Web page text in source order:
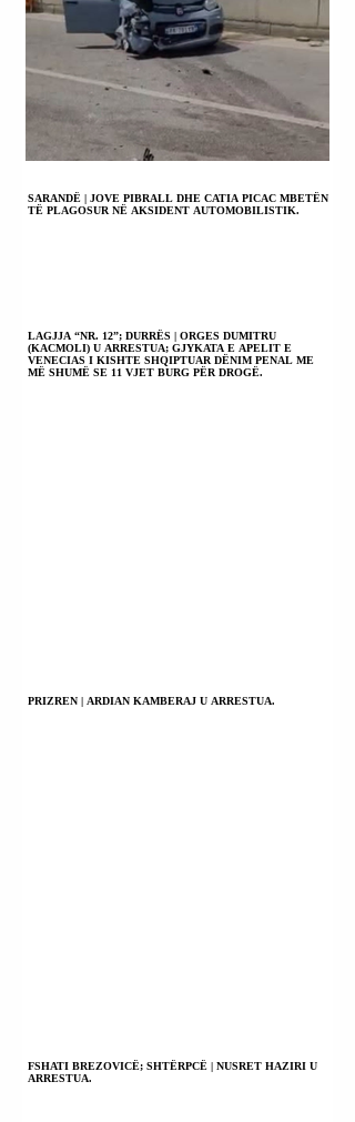
SARANDË | JOVE PIBRALL DHE CATIA PICAC MBETËN
TË PLAGOSUR NË AKSIDENT AUTOMOBILISTIK.
LAGJJA “NR. 12”; DURRËS | ORGES DUMITRU
(KACMOLI) U ARRESTUA; GJYKATA E APELIT E
VENECIAS I KISHTE SHQIPTUAR DËNIM PENAL ME
MË SHUMË SE 11 VJET BURG PËR DROGË.
PRIZREN | ARDIAN KAMBERAJ U ARRESTUA.
FSHATI BREZOVICË; SHTËRPCË | NUSRET HAZIRI U
ARRESTUA.